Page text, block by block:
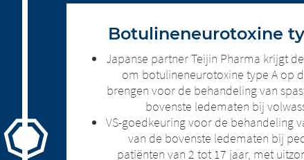
Botulineneurotoxine
Japanse partner Teijin Pharma krijgt
om botulineneurotoxine type A op
brengen voor de behandeling van
bovenste ledematen bij
VS-goedkeuring voor de behandeling
van de bovenste ledematen bij
patiënten van 2 tot 17 jaar, met